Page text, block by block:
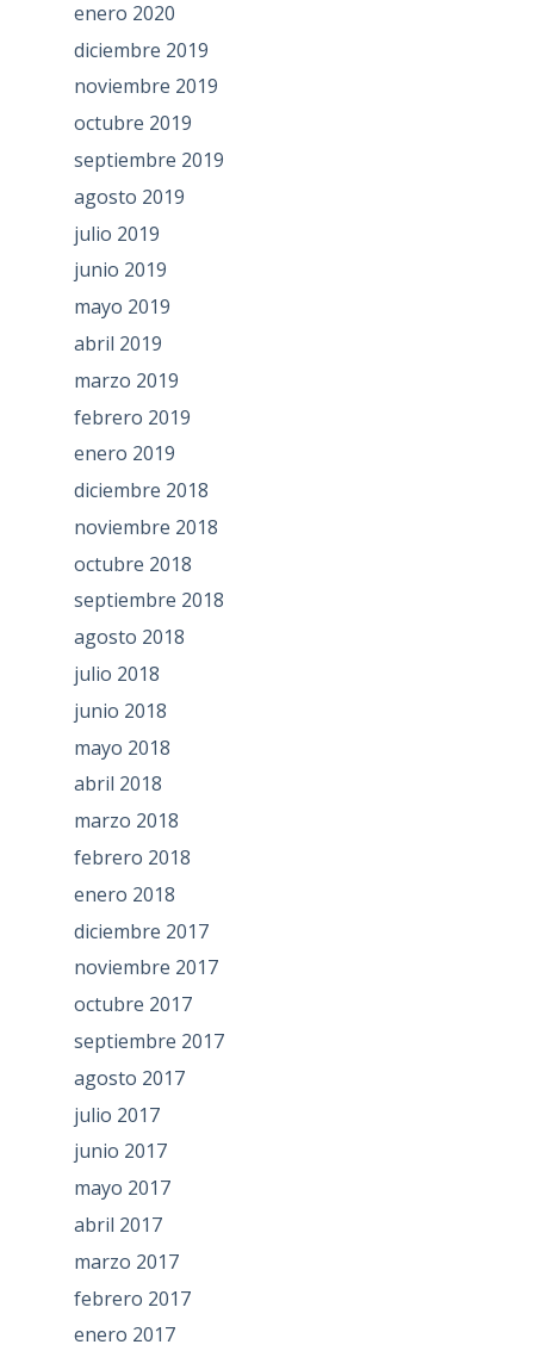
enero 2020
diciembre 2019
noviembre 2019
octubre 2019
septiembre 2019
agosto 2019
julio 2019
junio 2019
mayo 2019
abril 2019
marzo 2019
febrero 2019
enero 2019
diciembre 2018
noviembre 2018
octubre 2018
septiembre 2018
agosto 2018
julio 2018
junio 2018
mayo 2018
abril 2018
marzo 2018
febrero 2018
enero 2018
diciembre 2017
noviembre 2017
octubre 2017
septiembre 2017
agosto 2017
julio 2017
junio 2017
mayo 2017
abril 2017
marzo 2017
febrero 2017
enero 2017